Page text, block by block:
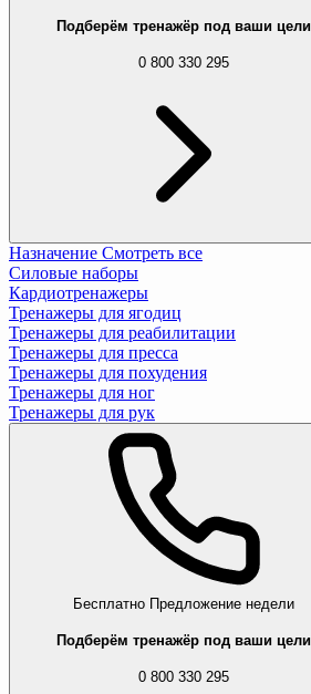
Подберём тренажёр под ваши цели
0 800 330 295
Назначение Смотреть все
Силовые наборы
Кардиотренажеры
Тренажеры для ягодиц
Тренажеры для реабилитации
Тренажеры для пресса
Тренажеры для похудения
Тренажеры для ног
Тренажеры для рук
Бесплатно Предложение недели
Подберём тренажёр под ваши цели
0 800 330 295